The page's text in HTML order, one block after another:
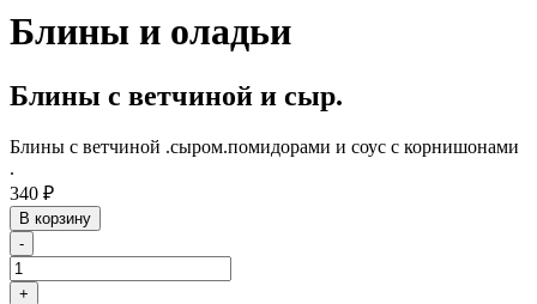
Блины и оладьи
Блины с ветчиной и сыр.
Блины с ветчиной .сыром.помидорами и соус с корнишонами
.
340 ₽
В корзину
-
+